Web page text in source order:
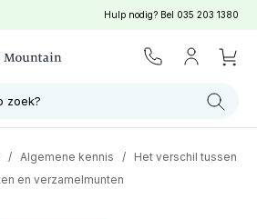
Hulp nodig? Bel 035 203 1380
zoek?
/ Algemene kennis /
Het verschil tussen
en verzamelmunten